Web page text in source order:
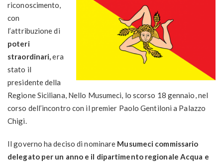
riconoscimento,
con
l’attribuzione di
poteri
straordinari,era
stato il
presidente della
Regione Siciliana, Nello Musumeci, lo scorso 18 gennaio, nel
corso dell’incontro con il premier Paolo Gentiloni a Palazzo
Chigi.
Il governo ha deciso di nominare Musumeci commissario
delegato per un anno e il dipartimento regionale Acqua e